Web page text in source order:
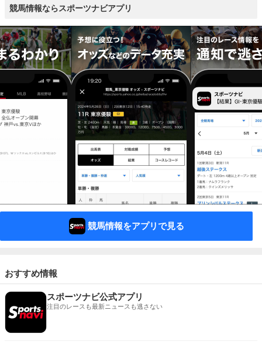
競馬情報ならスポーツナビアプリ
競馬情報をアプリで見る
おすすめ情報
スポーツナビ公式アプリ
注目のレースも最新ニュースも逃さない